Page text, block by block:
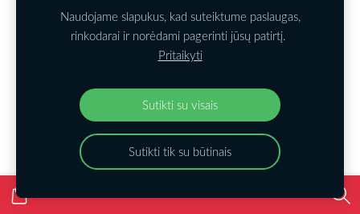
€70.00
Naudojame slapukus, kad suteiktume paslaugas,
rinkodarai ir norėdami pagerinti jūsų patirtį.
Pritaikyti
Sutikti su visais
Sutikti tik su būtinais